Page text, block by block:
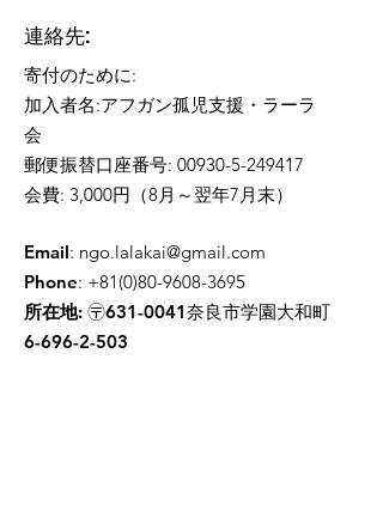
連絡先:​
寄付のために:
加入者名:アフガン孤児支援・ラーラ
会
郵便振替口座番号: 00930-5-249417
会費: 3,000円（8月～翌年7月末）
Email: ngo.lalakai@gmail.com
Phone: +81(0)80-9608-3695
所在地: 〶631-0041奈良市学園大和町
6-696-2-503